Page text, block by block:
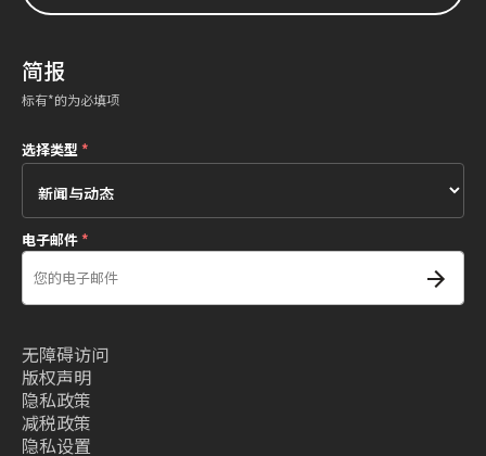
简报
标有*的为必填项
选择类型*
电子邮件*
无障碍访问
版权声明
隐私政策
减税政策
隐私设置